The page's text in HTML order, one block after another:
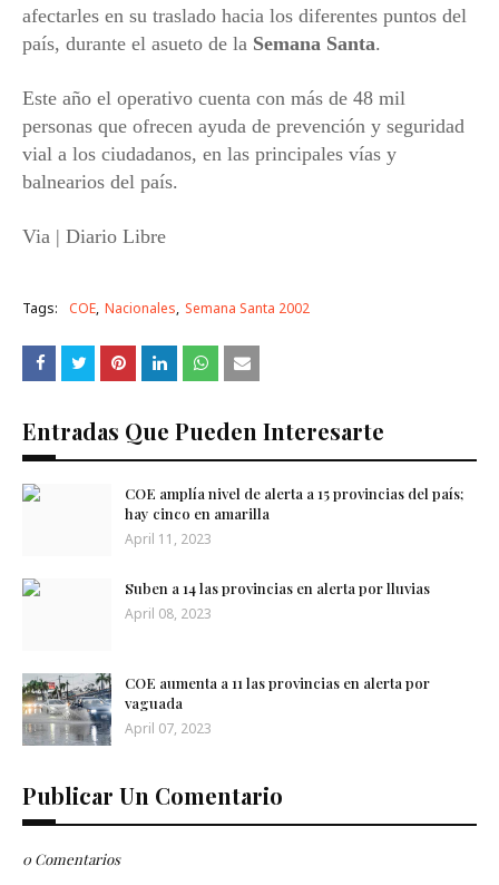
afectarles en su traslado hacia los diferentes puntos del
país, durante el asueto de la Semana Santa.
Este año el operativo cuenta con más de 48 mil
personas que ofrecen ayuda de prevención y seguridad
vial a los ciudadanos, en las principales vías y
balnearios del país.
Via | Diario Libre
Tags: COE Nacionales Semana Santa 2002
Entradas Que Pueden Interesarte
COE amplía nivel de alerta a 15 provincias del país;
hay cinco en amarilla
April 11, 2023
Suben a 14 las provincias en alerta por lluvias
April 08, 2023
COE aumenta a 11 las provincias en alerta por
vaguada
April 07, 2023
Publicar Un Comentario
0 Comentarios